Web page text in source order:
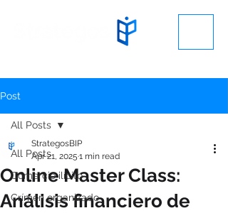
Post
All Posts
Comercio ilícito
Crímen organizado
All Posts
Online Master Class:
Análisis financiero de
StrategosBIP
Apr 21, 2025 1 min read